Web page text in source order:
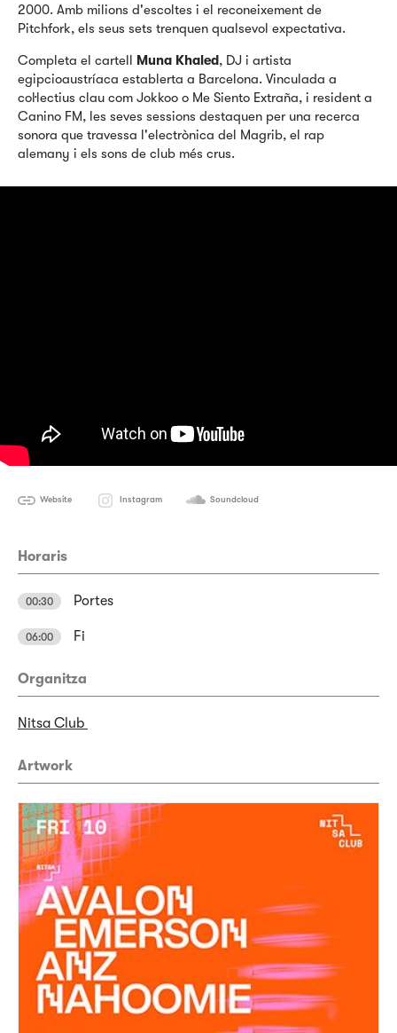
2000. Amb milions d'escoltes i el reconeixement de
Pitchfork, els seus sets trenquen qualsevol expectativa.
Completa el cartell Muna Khaled, DJ i artista
egipcioaustríaca establerta a Barcelona. Vinculada a
col·lectius clau com Jokkoo o Me Siento Extraña, i resident a
Canino FM, les seves sessions destaquen per una recerca
sonora que travessa l'electrònica del Magrib, el rap
alemany i els sons de club més crus.
Website Instagram Soundcloud
Horaris
00:30 Portes
06:00 Fi
Organitza
Nitsa Club
Artwork